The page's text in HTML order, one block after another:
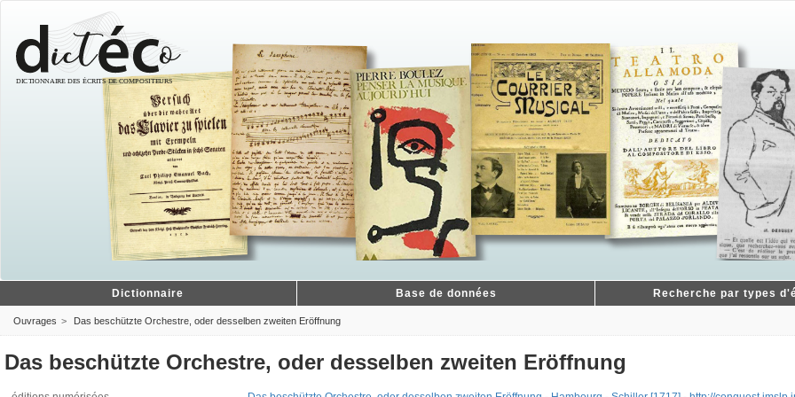
Dictionnaire Base de données Recherche par types
Ouvrages Das beschützte Orchestre, oder desselben zweiten Eröffnung
Das beschützte Orchestre, oder desselben zweiten Eröffnung